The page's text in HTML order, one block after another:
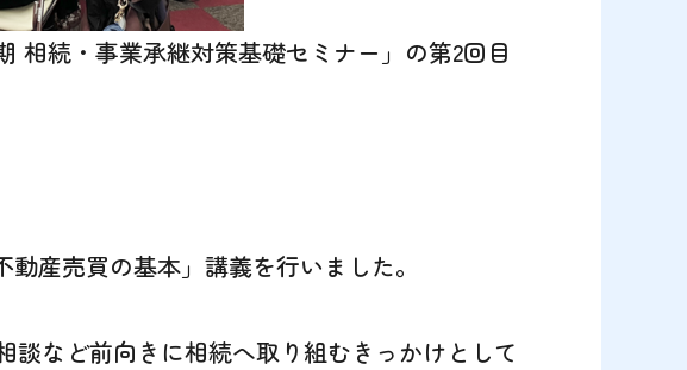
相続・事業承継対策基礎セミナー」の第2回目
産売買の基本」講義を行いました。
など前向きに相続へ取り組むきっかけとして